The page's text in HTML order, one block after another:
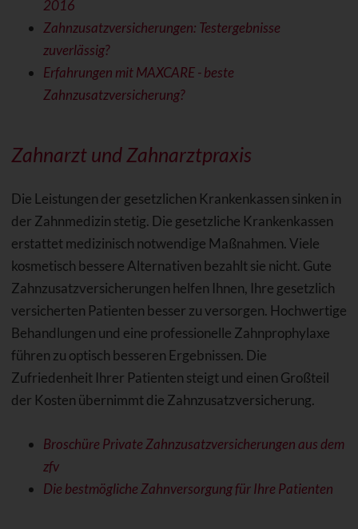
2016
Zahnzusatzversicherungen: Testergebnisse
zuverlässig?
Erfahrungen mit MAXCARE - beste
Zahnzusatzversicherung?
Zahnarzt und Zahnarztpraxis
Die Leistungen der gesetzlichen Krankenkassen sinken in
der Zahnmedizin stetig. Die gesetzliche Krankenkassen
erstattet medizinisch notwendige Maßnahmen. Viele
kosmetisch bessere Alternativen bezahlt sie nicht. Gute
Zahnzusatzversicherungen helfen Ihnen, Ihre gesetzlich
versicherten Patienten besser zu versorgen. Hochwertige
Behandlungen und eine professionelle Zahnprophylaxe
führen zu optisch besseren Ergebnissen. Die
Zufriedenheit Ihrer Patienten steigt und einen Großteil
der Kosten übernimmt die Zahnzusatzversicherung.
Broschüre Private Zahnzusatzversicherungen aus dem
zfv
Die bestmögliche Zahnversorgung für Ihre Patienten